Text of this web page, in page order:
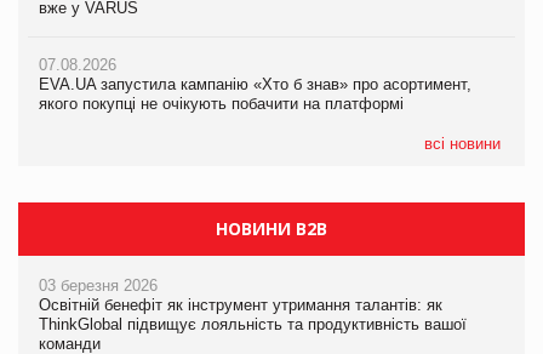
вже у VARUS
07.08.2026
EVA.UA запустила кампанію «Хто б знав» про асортимент,
якого покупці не очікують побачити на платформі
всі новини
НОВИНИ B2B
03 березня 2026
Освітній бенефіт як інструмент утримання талантів: як
ThinkGlobal підвищує лояльність та продуктивність вашої
команди